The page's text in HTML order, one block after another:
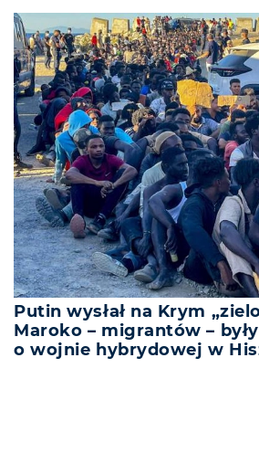
Putin wysłał na Krym
Maroko – migrantów –
o wojnie hybrydowej w